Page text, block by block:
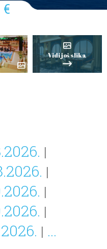
Vidi još slika
|
|
|
|
| ...